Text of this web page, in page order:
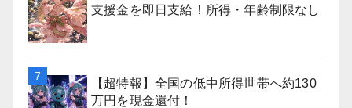
支援金を即日支給！所得・年齢制限なし
【超特報】全国の低中所得世帯へ約130
万円を現金還付！